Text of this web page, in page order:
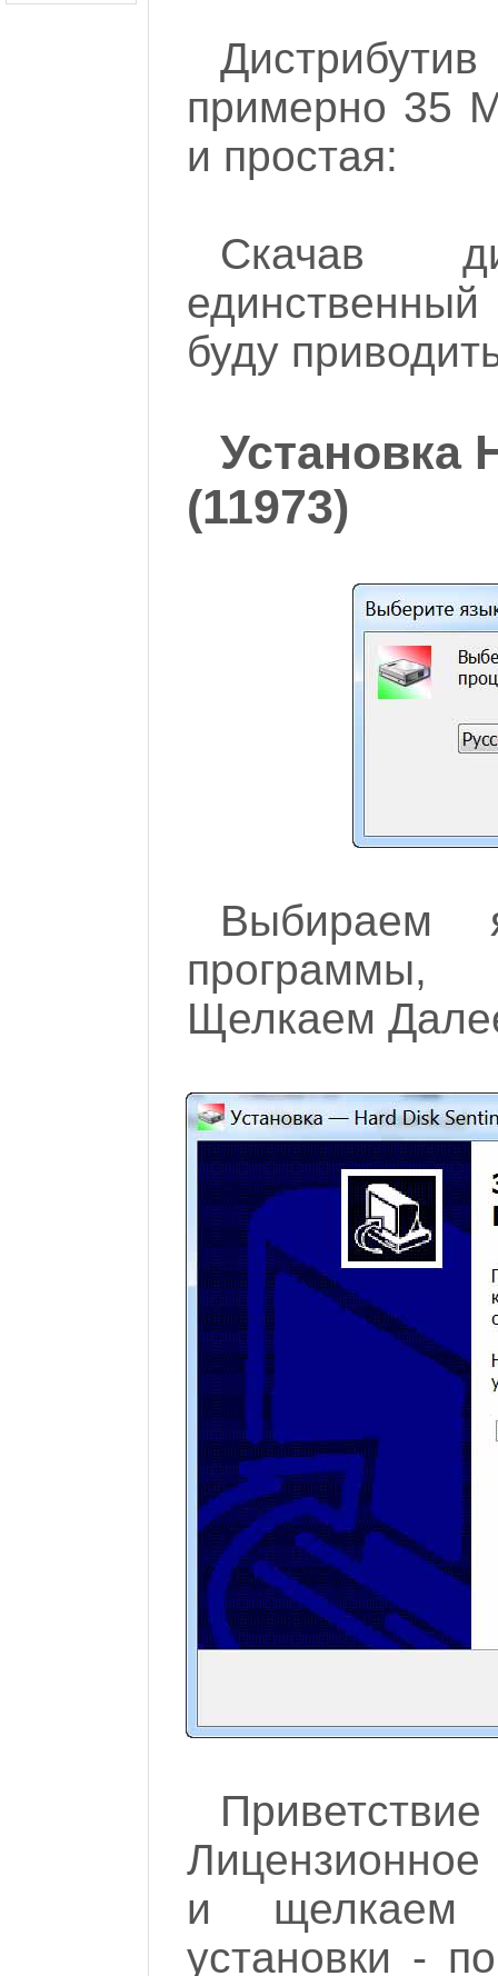
примерно 35
и простая:
Скачав
буду
Установка
(11973)
программы,
Щелкаем
и щелкаем
установки -